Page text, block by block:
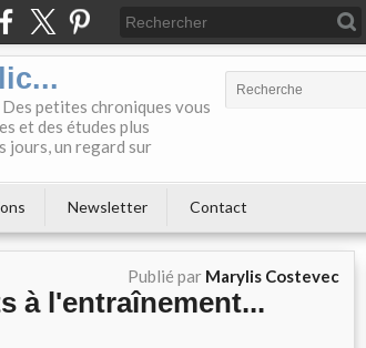
petites chroniques vous
et des études plus
jours, un regard sur
Newsletter Contact
Publié par Marylis Costevec
à l'entraînement...